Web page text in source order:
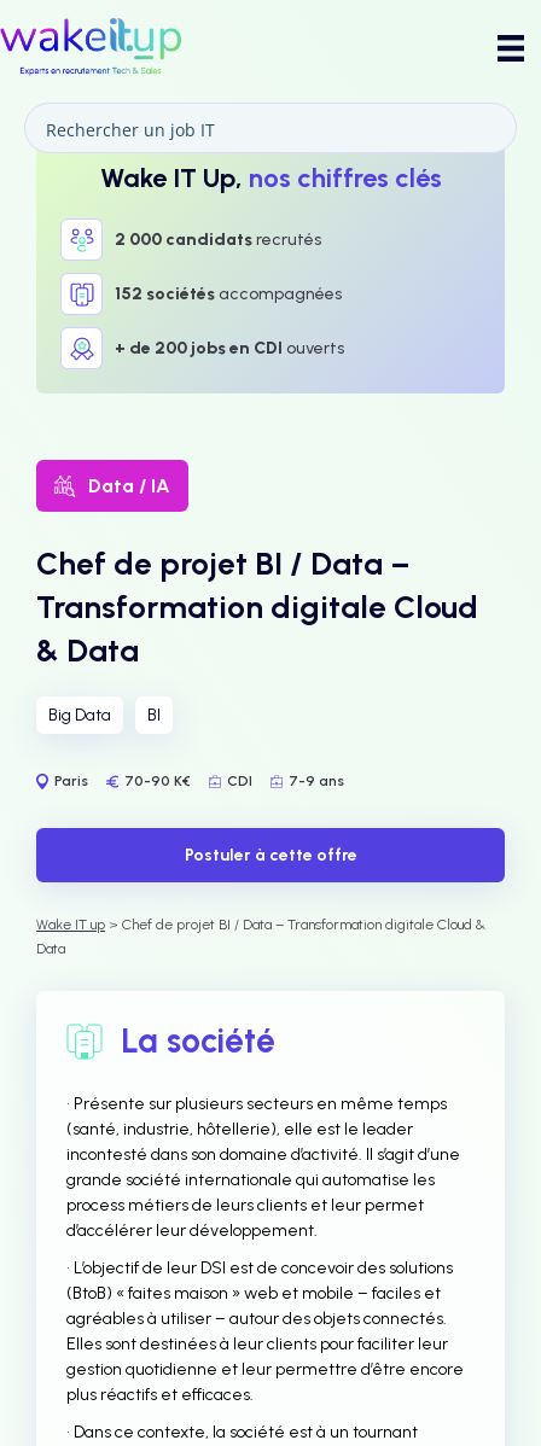
Wake IT Up, nos chiffres clés
2 000 candidatsrecrutés
152 sociétésaccompagnées
+ de 200 jobs en CDI ouverts
Data / IA
Chef de projet BI / Data –
Transformation digitale Cloud
& Data
Big Data BI
Paris 70-90 K€ CDI 7-9 ans
Postuler à cette offre
Wake IT up > Chef de projet BI / Data – Transformation digitale Cloud &
Data
La société
• Présente sur plusieurs secteurs en même temps
(santé, industrie, hôtellerie), elle est le leader
incontesté dans son domaine d’activité. Il s’agit d’une
grande société internationale qui automatise les
process métiers de leurs clients et leur permet
d’accélérer leur développement.
• L’objectif de leur DSI est de concevoir des solutions
(BtoB) « faites maison » web et mobile – faciles et
agréables à utiliser – autour des objets connectés.
Elles sont destinées à leur clients pour faciliter leur
gestion quotidienne et leur permettre d’être encore
plus réactifs et efficaces.
• Dans ce contexte, la société est à un tournant